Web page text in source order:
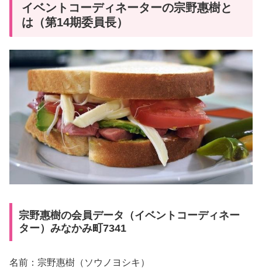
イベントコーディネーターの宗野惠樹と
は（第14期委員長）
宗野惠樹の会員データ（イベントコーディネー
ター）みなかみ町7341
名前：宗野惠樹（ソウノヨシキ）